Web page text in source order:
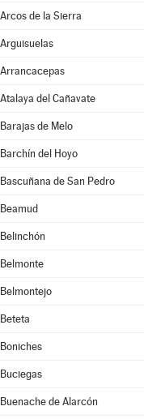
Arcos de la Sierra
Arguisuelas
Arrancacepas
Atalaya del Cañavate
Barajas de Melo
Barchín del Hoyo
Bascuñana de San Pedro
Beamud
Belinchón
Belmonte
Belmontejo
Beteta
Boniches
Buciegas
Buenache de Alarcón